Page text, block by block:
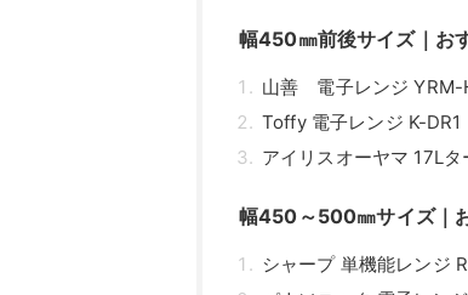
ツインバード スチーム
幅500㎜/30Lサイズ｜お
パナソニック スチーム
東芝 過熱水蒸気オーブ
日立 ヘルシーシェフ